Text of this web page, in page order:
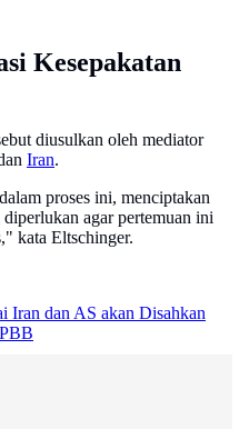
Kesepakatan
diusulkan oleh mediator
Iran.
proses ini, menciptakan
agar pertemuan ini
kata Eltschinger.
Iran dan AS akan Disahkan